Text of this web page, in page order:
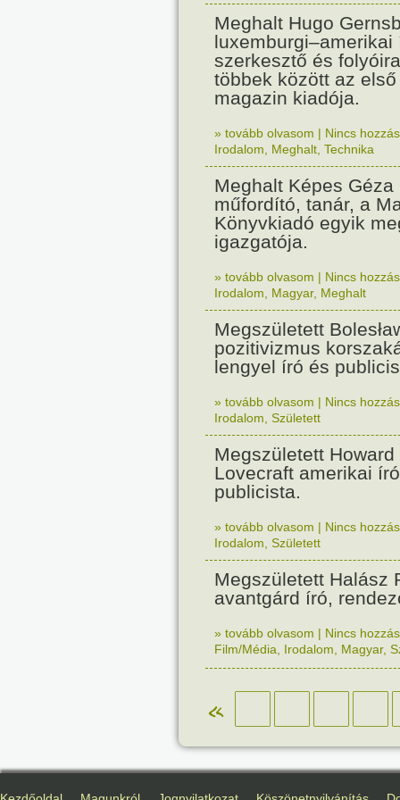
Meghalt Hugo
luxemburgi–amerikai
szerkesztő és
többek között az
magazin kiadója.
» tovább olvasom | Nincs
Irodalom
Meghalt Technika
Meghalt Képes Géza
műfordító, tanár, a
Könyvkiadó egyik
igazgatója.
» tovább olvasom | Nincs
Irodalom
Magyar, Meghalt
Megszületett
pozitivizmus
lengyel író és
» tovább olvasom | Nincs
Irodalom Született
Megszületett
Lovecraft amerikai
publicista.
» tovább olvasom | Nincs
Irodalom Született
Megszületett Halász
avantgárd író,
» tovább olvasom | Nincs
Film/Média
Irodalom Magyar,
«